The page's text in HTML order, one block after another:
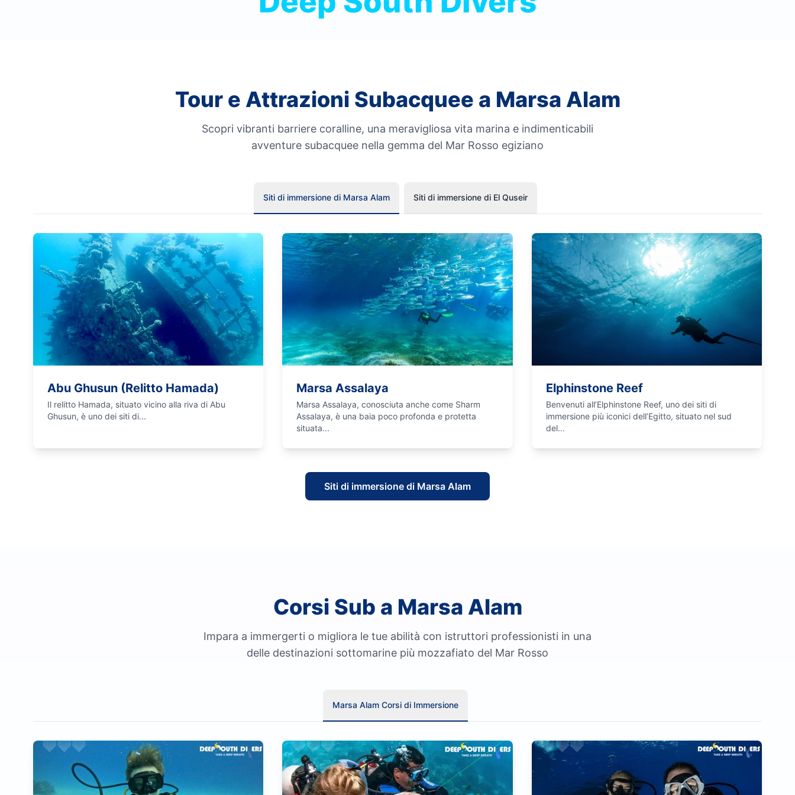
Tour e Attrazioni Subacquee a Marsa Alam
Scopri vibranti barriere coralline, una meravigliosa vita marina e indimenticabili
avventure subacquee nella gemma del Mar Rosso egiziano
Siti di immersione di Marsa Alam Siti di immersione di El Quseir
Abu Ghusun (Relitto Hamada)
Il relitto Hamada, situato vicino alla riva di Abu
Ghusun, è uno dei siti di...
Marsa Assalaya
Marsa Assalaya, conosciuta anche come Sharm
Assalaya, è una baia poco profonda e protetta
situata...
Elphinstone Reef
Benvenuti all’Elphinstone Reef, uno dei siti di
immersione più iconici dell’Egitto, situato nel sud
del...
Siti di immersione di Marsa Alam
Corsi Sub a Marsa Alam
Impara a immergerti o migliora le tue abilità con istruttori professionisti in una
delle destinazioni sottomarine più mozzafiato del Mar Rosso
Marsa Alam Corsi di Immersione